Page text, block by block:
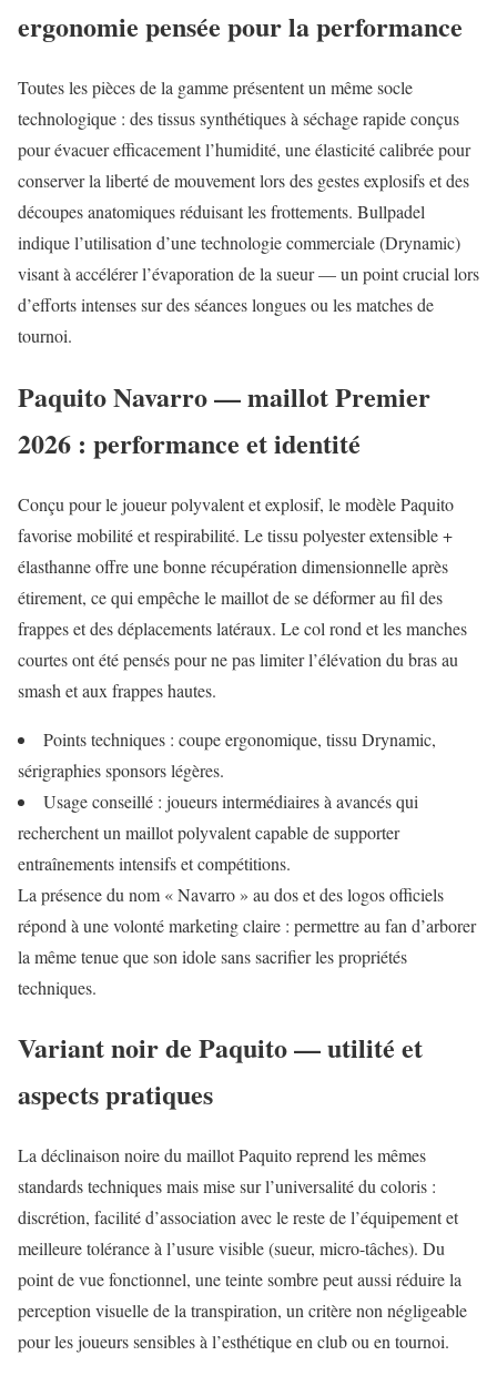
ergonomie pensée pour la performance
Toutes les pièces de la gamme présentent un même socle
technologique : des tissus synthétiques à séchage rapide conçus
pour évacuer efficacement l’humidité, une élasticité calibrée pour
conserver la liberté de mouvement lors des gestes explosifs et des
découpes anatomiques réduisant les frottements. Bullpadel
indique l’utilisation d’une technologie commerciale (Drynamic)
visant à accélérer l’évaporation de la sueur — un point crucial lors
d’efforts intenses sur des séances longues ou les matches de
tournoi.
Paquito Navarro — maillot Premier
2026 : performance et identité
Conçu pour le joueur polyvalent et explosif, le modèle Paquito
favorise mobilité et respirabilité. Le tissu polyester extensible +
élasthanne offre une bonne récupération dimensionnelle après
étirement, ce qui empêche le maillot de se déformer au fil des
frappes et des déplacements latéraux. Le col rond et les manches
courtes ont été pensés pour ne pas limiter l’élévation du bras au
smash et aux frappes hautes.
Points techniques : coupe ergonomique, tissu Drynamic,
sérigraphies sponsors légères.
Usage conseillé : joueurs intermédiaires à avancés qui
recherchent un maillot polyvalent capable de supporter
entraînements intensifs et compétitions.
La présence du nom « Navarro » au dos et des logos officiels
répond à une volonté marketing claire : permettre au fan d’arborer
la même tenue que son idole sans sacrifier les propriétés
techniques.
Variant noir de Paquito — utilité et
aspects pratiques
La déclinaison noire du maillot Paquito reprend les mêmes
standards techniques mais mise sur l’universalité du coloris :
discrétion, facilité d’association avec le reste de l’équipement et
meilleure tolérance à l’usure visible (sueur, micro-tâches). Du
point de vue fonctionnel, une teinte sombre peut aussi réduire la
perception visuelle de la transpiration, un critère non négligeable
pour les joueurs sensibles à l’esthétique en club ou en tournoi.